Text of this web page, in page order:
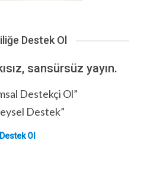
Destek Ol
sansürsüz yayın.
Destekçi Ol”
Destek”
Destek Ol